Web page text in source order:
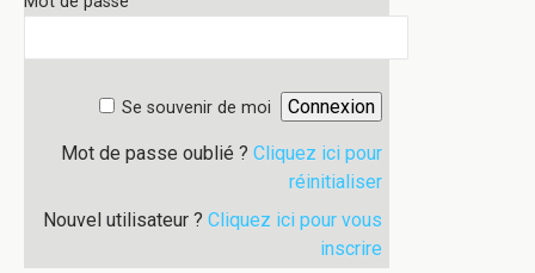
Se souvenir de moi
Mot de passe oublié ? Cliquez ici pour
réinitialiser
Nouvel utilisateur ? Cliquez ici pour vous
inscrire